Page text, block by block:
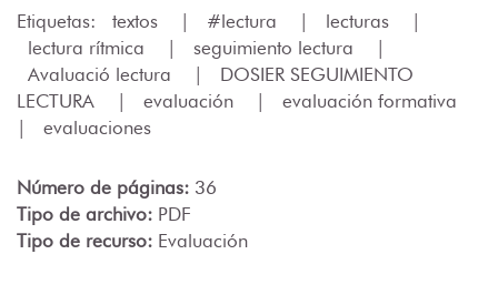
Etiquetas: textos | #lectura | lecturas
|
lectura rítmica
| seguimiento lectura
|
Avaluació lectura
|
DOSIER SEGUIMIENTO
LECTURA
| evaluación |
evaluación formativa
|
evaluaciones
Número de páginas: 36
Tipo de archivo: PDF
Tipo de recurso: Evaluación